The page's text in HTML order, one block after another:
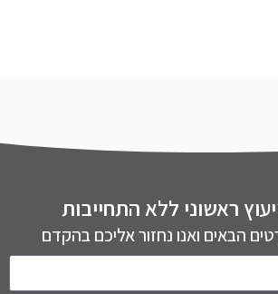
ראשוני ללא התחייבות
הבאים ואנו נחזור אליכם בהקדם